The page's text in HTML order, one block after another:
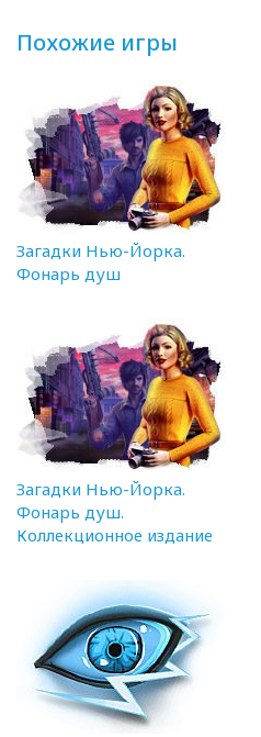
Похожие игры
Загадки Нью-Йорка.
Фонарь душ
Загадки Нью-Йорка.
Фонарь душ.
Коллекционное издание